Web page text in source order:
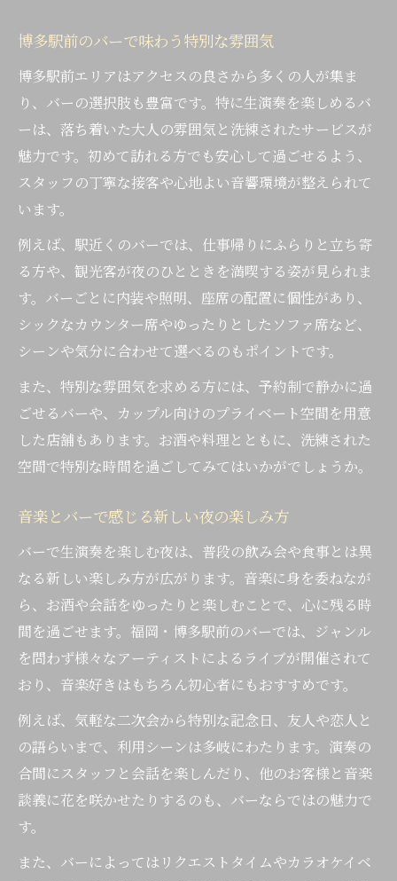
博多駅前のバーで味わう特別な雰囲気
博多駅前エリアはアクセスの良さから多くの人が集ま
り、バーの選択肢も豊富です。特に生演奏を楽しめるバ
ーは、落ち着いた大人の雰囲気と洗練されたサービスが
魅力です。初めて訪れる方でも安心して過ごせるよう、
スタッフの丁寧な接客や心地よい音響環境が整えられて
います。
例えば、駅近くのバーでは、仕事帰りにふらりと立ち寄
る方や、観光客が夜のひとときを満喫する姿が見られま
す。バーごとに内装や照明、座席の配置に個性があり、
シックなカウンター席やゆったりとしたソファ席など、
シーンや気分に合わせて選べるのもポイントです。
また、特別な雰囲気を求める方には、予約制で静かに過
ごせるバーや、カップル向けのプライベート空間を用意
した店舗もあります。お酒や料理とともに、洗練された
空間で特別な時間を過ごしてみてはいかがでしょうか。
音楽とバーで感じる新しい夜の楽しみ方
バーで生演奏を楽しむ夜は、普段の飲み会や食事とは異
なる新しい楽しみ方が広がります。音楽に身を委ねなが
ら、お酒や会話をゆったりと楽しむことで、心に残る時
間を過ごせます。福岡・博多駅前のバーでは、ジャンル
を問わず様々なアーティストによるライブが開催されて
おり、音楽好きはもちろん初心者にもおすすめです。
例えば、気軽な二次会から特別な記念日、友人や恋人と
の語らいまで、利用シーンは多岐にわたります。演奏の
合間にスタッフと会話を楽しんだり、他のお客様と音楽
談義に花を咲かせたりするのも、バーならではの魅力で
す。
また、バーによってはリクエストタイムやカラオケイベ